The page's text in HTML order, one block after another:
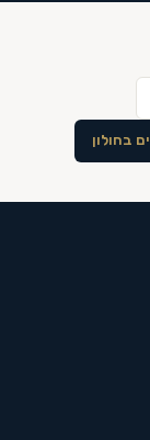
בחולון